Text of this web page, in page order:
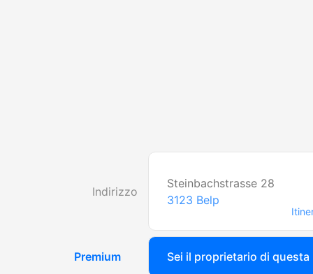
Indirizzo
Steinbachstrasse 28
3123 Belp
Premium Sei il proprietario di